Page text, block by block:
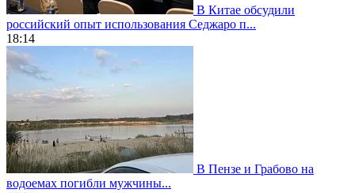
В Китае обсудили
российский опыт использования Седжаро п...
18:14
В Пензе и Грабово на
водоемах погибли мужчины...